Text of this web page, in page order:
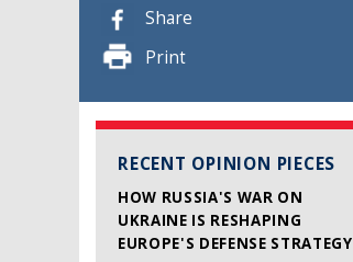
Share
Print
RECENT OPINION PIECES
HOW RUSSIA'S WAR ON
UKRAINE IS RESHAPING
EUROPE'S DEFENSE STRATEGY